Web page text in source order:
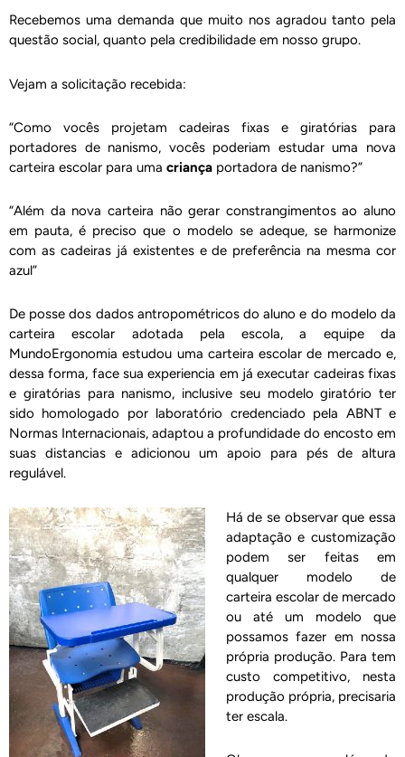
Recebemos uma demanda que muito nos agradou tanto pela
questão social, quanto pela credibilidade em nosso grupo.
Vejam a solicitação recebida:
“Como vocês projetam cadeiras fixas e giratórias para
portadores de nanismo, vocês poderiam estudar uma nova
carteira escolar para uma criança portadora de nanismo?”
“Além da nova carteira não gerar constrangimentos ao aluno
em pauta, é preciso que o modelo se adeque, se harmonize
com as cadeiras já existentes e de preferência na mesma cor
azul”
De posse dos dados antropométricos do aluno e do modelo da
carteira escolar adotada pela escola, a equipe da
MundoErgonomia estudou uma carteira escolar de mercado e,
dessa forma, face sua experiencia em já executar cadeiras fixas
e giratórias para nanismo, inclusive seu modelo giratório ter
sido homologado por laboratório credenciado pela ABNT e
Normas Internacionais, adaptou a profundidade do encosto em
suas distancias e adicionou um apoio para pés de altura
regulável.
Há de se observar que essa
adaptação e customização
podem ser feitas em
qualquer modelo de
carteira escolar de mercado
ou até um modelo que
possamos fazer em nossa
própria produção. Para tem
custo competitivo, nesta
produção própria, precisaria
ter escala.